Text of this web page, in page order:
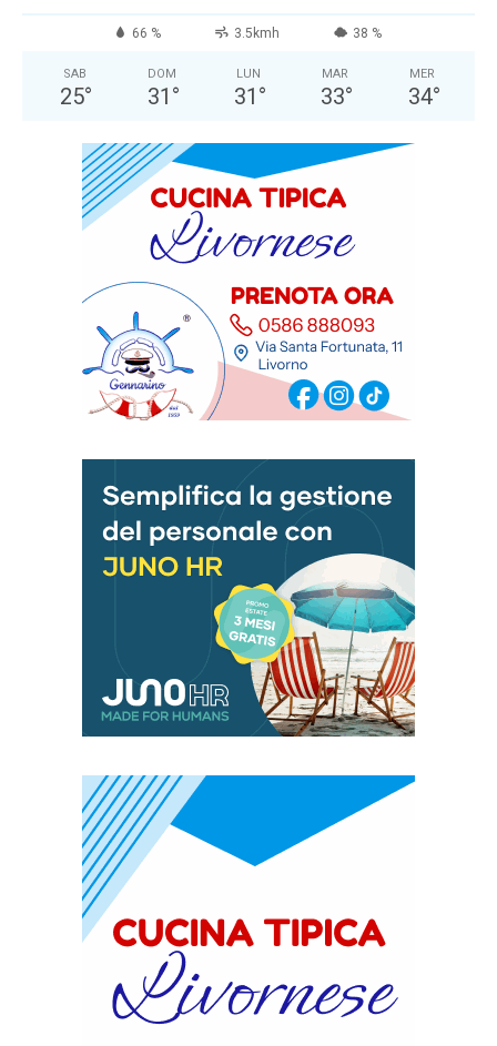
66 % 3.5kmh 38 %
SAB
25°
DOM
31 °
LUN
31 °
MAR
33°
MER
34°